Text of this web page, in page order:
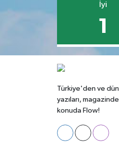
İyi
1
Türkiye'den ve
yazıları,
konuda Flow!